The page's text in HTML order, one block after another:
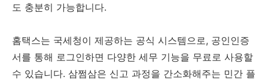
도 충분히 가능합니다.
홈택스는 국세청이 제공하는 공식 시스템으로, 공인인증
서를 통해 로그인하면 다양한 세무 기능을 무료로 사용할
수 있습니다. 삼쩜삼은 신고 과정을 간소화해주는 민간 플